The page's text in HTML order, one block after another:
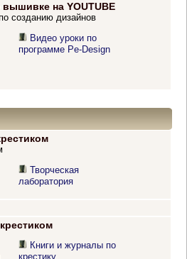
на YOUTUBE
созданию дизайнов
Видео уроки по
программе Pe-Design
Творческая
лаборатория
Книги и журналы по
крестику